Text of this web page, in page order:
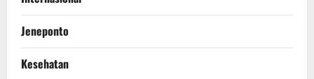
Jeneponto
Kesehatan